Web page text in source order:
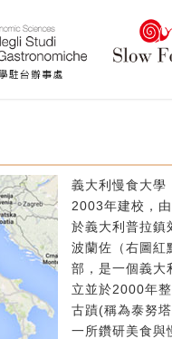
義大利慢食大學
2003年建校，
於義大利普拉
波蘭佐（右圖紅
部，是一個義大
立並於2000年
古蹟(稱為泰努
一所鑽研美食與